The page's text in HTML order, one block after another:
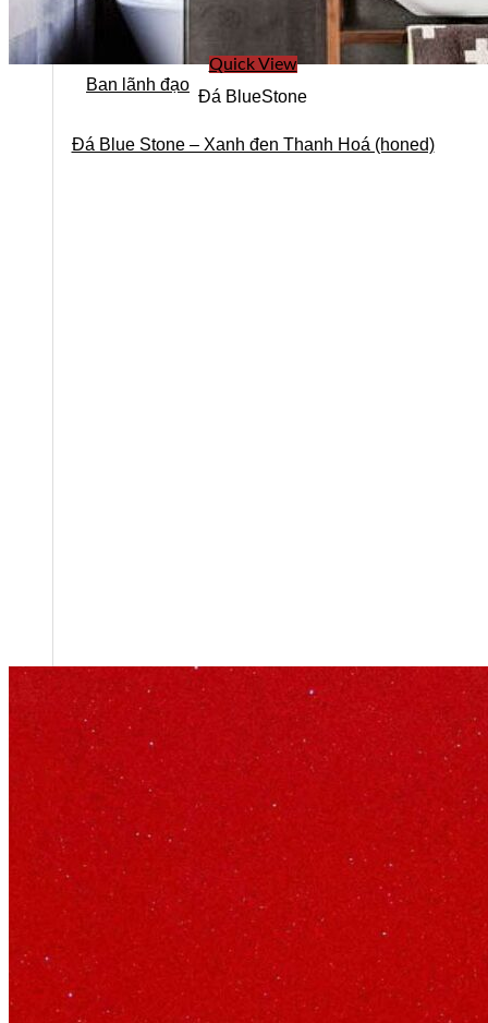
Ban lãnh đạo
Quick View
Đá BlueStone
Đá Blue Stone – Xanh đen Thanh Hoá (honed)